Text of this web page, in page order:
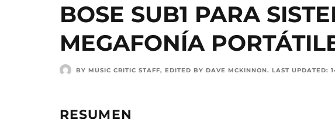
BOSE SUB1 PARA
MEGAFONÍA
BY MUSIC CRITIC STAFF, EDITED BY DAVE MCKINNON. LAST UPDATED:
RESUMEN